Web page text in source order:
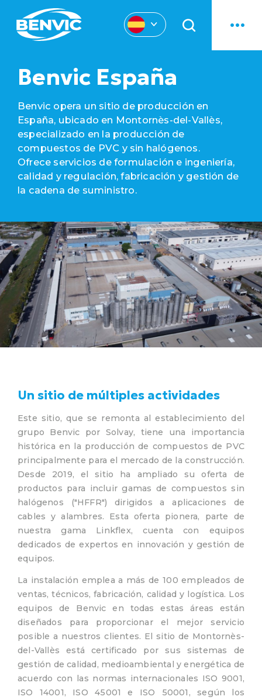
Benvic España
Benvic opera un sitio de producción en
España, ubicado en Montornès-del-Vallès,
especializado en la producción de
compuestos de PVC y sin halógenos.
Ofrece servicios de formulación e ingeniería,
calidad y regulación, fabricación y gestión de
la cadena de suministro.
Un sitio de múltiples actividades
Este sitio, que se remonta al establecimiento del
grupo Benvic por Solvay, tiene una importancia
histórica en la producción de compuestos de PVC
principalmente para el mercado de la construcción.
Desde 2019, el sitio ha ampliado su oferta de
productos para incluir gamas de compuestos sin
halógenos ("HFFR") dirigidos a aplicaciones de
cables y alambres. Esta oferta pionera, parte de
nuestra gama Linkflex, cuenta con equipos
dedicados de expertos en innovación y gestión de
equipos.
La instalación emplea a más de 100 empleados de
ventas, técnicos, fabricación, calidad y logística. Los
equipos de Benvic en todas estas áreas están
diseñados para proporcionar el mejor servicio
posible a nuestros clientes. El sitio de Montornès-
del-Vallès está certificado por sus sistemas de
gestión de calidad, medioambiental y energética de
acuerdo con las normas internacionales ISO 9001,
ISO 14001, ISO 45001 e ISO 50001, según los